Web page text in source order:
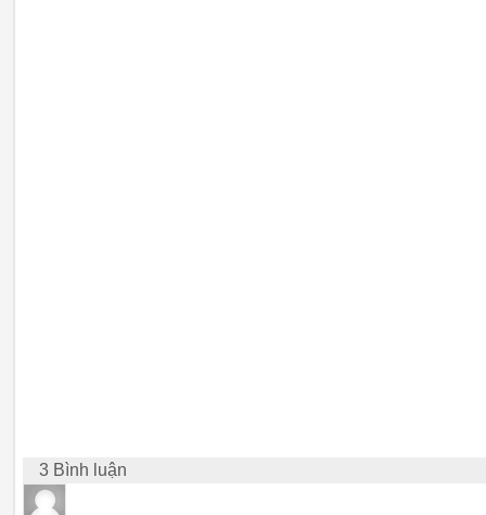
3 Bình luận